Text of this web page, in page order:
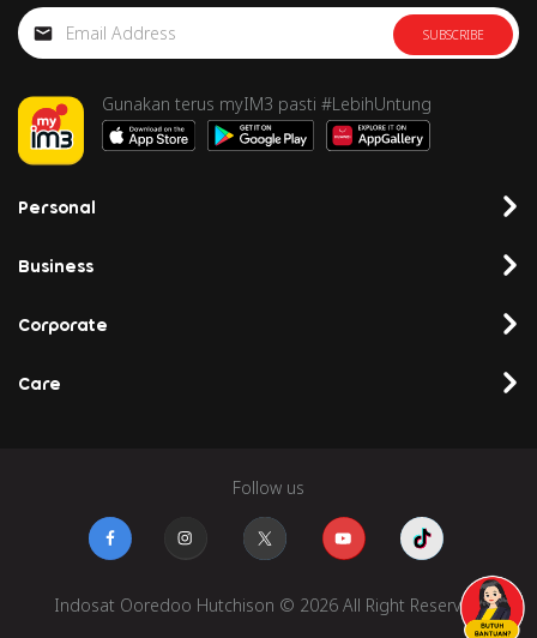
SUBSCRIBE
Gunakan terus myIM3 pasti #LebihUntung
Personal
Business
Corporate
Care
Indosat Ooredoo Hutchison © 2026 All Right Reserved
Follow us